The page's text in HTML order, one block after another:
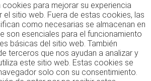
cookies para mejorar su experiencia
el sitio web. Fuera de estas cookies, las
como necesarias se almacenan en
son esenciales para el funcionamiento
básicas del sitio web. También
terceros que nos ayudan a analizar y
este sitio web. Estas cookies se
solo con su consentimiento.